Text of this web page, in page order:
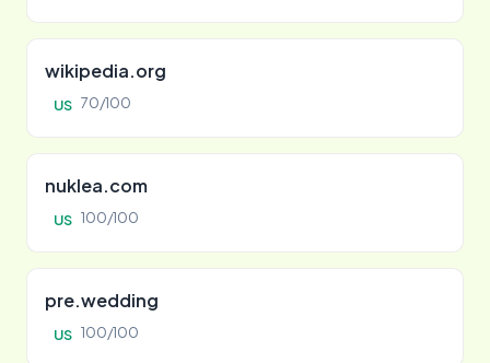
wikipedia.org
US 70/100
nuklea.com
US 100/100
pre.wedding
US 100/100